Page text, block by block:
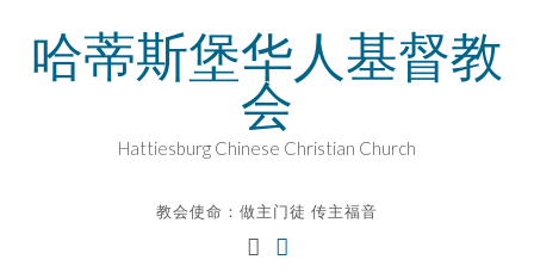
content哈蒂斯堡华人基督教
会
Hattiesburg Chinese Christian Church
教会使命：做主门徒 传主福音